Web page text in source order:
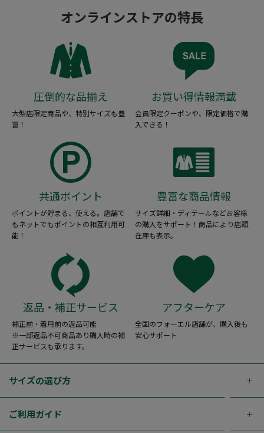
オンラインストアの特長
圧倒的な品揃え
大型店限定商品や、特別サイズも豊
富！
お買い得情報満載
会員限定クーポンや、限定価格で購
入できる！
共通ポイント
ポイントが貯まる、使える。店舗で
もネットでもポイントの相互利用可
能！
豊富な商品情報
サイズ詳細・ディテールなどお客様
の購入をサポート！商品により店頭
在庫も表示。
返品・補正サービス
補正前・着用前の返品可能
※一部返品不可商品あり購入時の補
正サービスも承ります。
アフターケア
全国のフォーエル店舗が、購入後も
安心サポート
サイズの選び方
ご利用ガイド